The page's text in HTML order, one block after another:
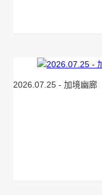
2026.07.25 - 加境幽廊